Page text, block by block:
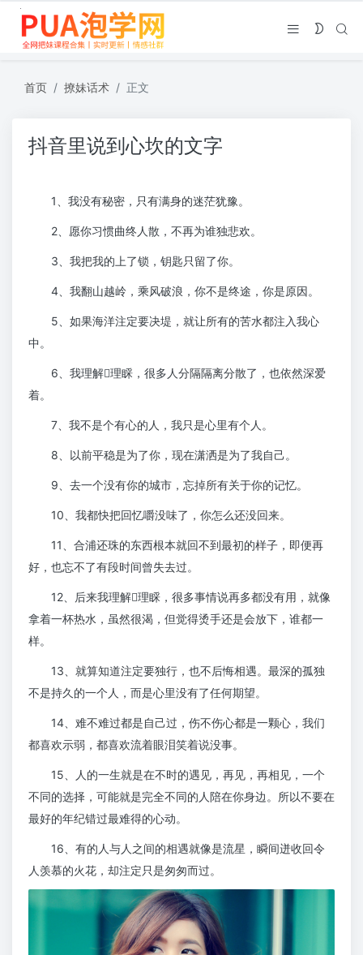
首页 撩妹话术 正文
抖音里说到心坎的文字
1、我没有秘密，只有满身的迷茫犹豫。
2、愿你习惯曲终人散，不再为谁独悲欢。
3、我把我的上了锁，钥匙只留了你。
4、我翻山越岭，乘风破浪，你不是终途，你是原因。
5、如果海洋注定要决堤，就让所有的苦水都注入我心
中。
6、我理解理睬，很多人分隔隔离分散了，也依然深爱
着。
7、我不是个有心的人，我只是心里有个人。
8、以前平稳是为了你，现在潇洒是为了我自己。
9、去一个没有你的城市，忘掉所有关于你的记忆。
10、我都快把回忆嚼没味了，你怎么还没回来。
11、合浦还珠的东西根本就回不到最初的样子，即便再
好，也忘不了有段时间曾失去过。
12、后来我理解理睬，很多事情说再多都没有用，就像
拿着一杯热水，虽然很渴，但觉得烫手还是会放下，谁都一
样。
13、就算知道注定要独行，也不后悔相遇。最深的孤独
不是持久的一个人，而是心里没有了任何期望。
14、难不难过都是自己过，伤不伤心都是一颗心，我们
都喜欢示弱，都喜欢流着眼泪笑着说没事。
15、人的一生就是在不时的遇见，再见，再相见，一个
不同的选择，可能就是完全不同的人陪在你身边。所以不要在
最好的年纪错过最难得的心动。
16、有的人与人之间的相遇就像是流星，瞬间迸收回令
人羡慕的火花，却注定只是匆匆而过。